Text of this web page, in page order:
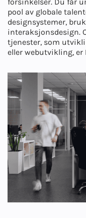
pool av globale
designsystemer,
interaksjonsdesign.
tjenester, som
eller webutvikling, er